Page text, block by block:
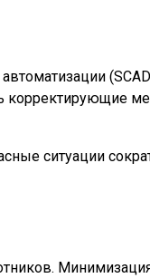
корректирующие
ситуации